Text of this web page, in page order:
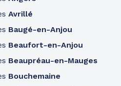
Partenaires
Le Rouzic -
14h-18h
Avrillé
Baugé-en-Anjou
Beaufort-en-Anjou
Beaupréau-en-Mauges
Bouchemaine